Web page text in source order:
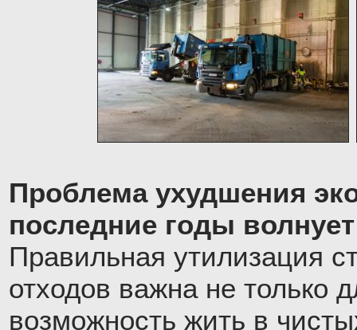
Проблема ухудшения
последние годы
Правильная утилизация
отходов важна не только
возможность жить в